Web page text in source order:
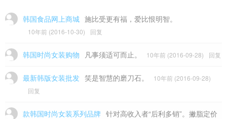
韩国食品网上商城 施比受更有福，爱比恨明智。
10年前 (2016-10-30) 回复
韩国时尚女装购物 凡事须适可而止。 10年前 (2016-09-28) 回复
最新韩版女装批发 笑是智慧的磨刀石。
10年前 (2016-09-28)
回复
款韩国时尚女装系列品牌 针对高收入者“后利多销”。撇脂定价